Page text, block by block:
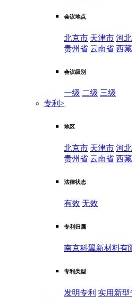
会议地点
北京市 天津市 河
贵州省 云南省 西藏
会议级别
一级 二级 三级
专利 >
地区
北京市 天津市 河
贵州省 云南省 西藏
法律状态
有效 无效
专利归属
南京科翼新材料有
专利类型
发明专利 实用新型